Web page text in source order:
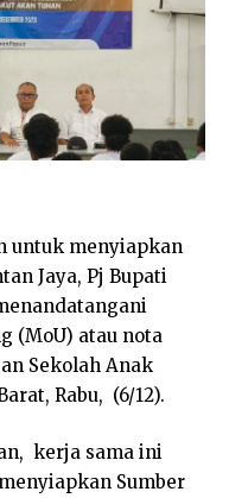
untuk menyiapkan
Jaya, Pj Bupati
(MoU) atau nota
Sekolah Anak
Rabu, (6/12).
kerja sama ini
Sumber